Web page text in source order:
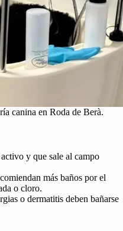
canina en Roda de Berà.
y que sale al campo
más baños por el
o cloro.
o dermatitis deben bañarse